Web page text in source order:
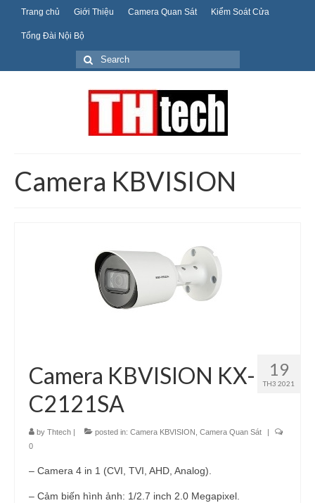
Trang chủ Giới Thiệu Camera Quan Sát Kiểm Soát Cửa
Tổng Đài Nội Bộ
Search
for:
Camera KBVISION
19
TH3 2021
Camera KBVISION KX-
C2121SA
by Thtech | posted in: Camera KBVISION Camera Quan Sát
|
0
– Camera 4 in 1 (CVI, TVI, AHD, Analog).
– Cảm biến hình ảnh: 1/2.7 inch 2.0 Megapixel.